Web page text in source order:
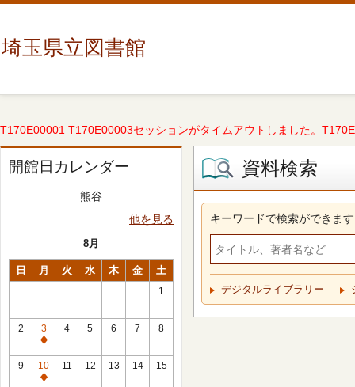
埼玉県立図書館
T170E00001 T170E00003セッションがタイムアウトしました。
開館日カレンダー
熊谷
他を見る
8月
日 月 火 水 木 金 土
1
2
3
休
館
日
4 5 6 7 8
9
10
休
11 12 13 14 15
資料検索
キーワードで検索ができます
デジタルライブラリー